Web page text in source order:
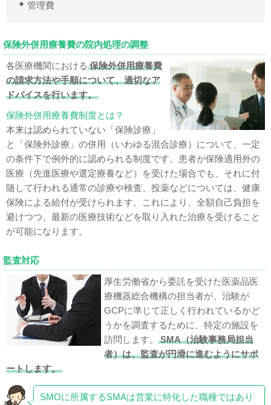
管理費
保険外併用療養費の院内処理の調整
各医療機関における 保険外併用療養費
の請求方法や手順について、適切なア
ドバイスを行います。
保険外併用療養費制度とは？
本来は認められていない「保険診療」
と「保険外診療」の併用（いわゆる混合診療）について、一定
の条件下で例外的に認められる制度です。患者が保険適用外の
医療（先進医療や選定療養など）を受けた場合でも、それに付
随して行われる通常の診療や検査、投薬などについては、健康
保険による給付が受けられます。これにより、全額自己負担を
避けつつ、最新の医療技術などを取り入れた治療を受けること
が可能になります。
監査対応
厚生労働省から委託を受けた医薬品医
療機器総合機構の担当者が、治験が
GCPに準じて正しく行われているかど
うかを調査するために、特定の施設を
訪問します。
SMA（治験事務局担当
者）は、監査が円滑に進むようにサポ
ートします。
SMOに所属するSMAは営業に特化した職種ではあり